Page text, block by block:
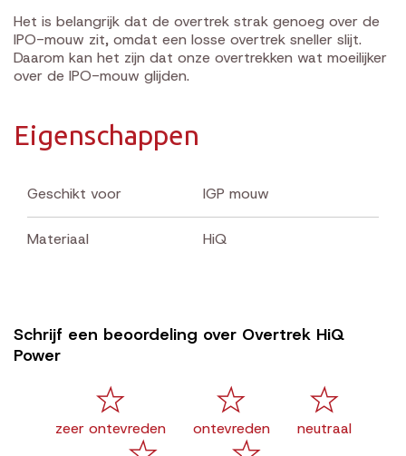
Het is belangrijk dat de overtrek strak genoeg over de
IPO-mouw zit, omdat een losse overtrek sneller slijt.
Daarom kan het zijn dat onze overtrekken wat moeilijker
over de IPO-mouw glijden.
Eigenschappen
Geschikt voor IGP mouw
Materiaal HiQ
Schrijf een beoordeling over Overtrek HiQ
Power
zeer ontevreden ontevreden neutraal